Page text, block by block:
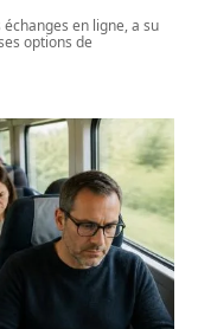
en ligne, a su
options de